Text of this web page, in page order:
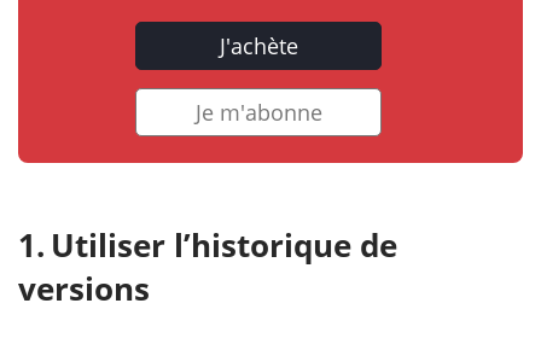
J'achète
Je m'abonne
Utiliser l’historique de
versions